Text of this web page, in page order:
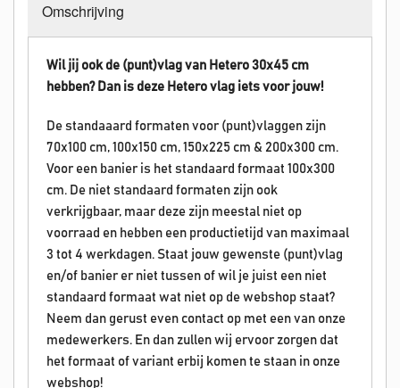
Omschrijving
Wil jij ook de (punt)vlag van Hetero 30x45 cm
hebben? Dan is deze Hetero vlag iets voor jouw!
De standaaard formaten voor (punt)vlaggen zijn
70x100 cm, 100x150 cm, 150x225 cm & 200x300 cm.
Voor een banier is het standaard formaat 100x300
cm. De niet standaard formaten zijn ook
verkrijgbaar, maar deze zijn meestal niet op
voorraad en hebben een productietijd van maximaal
3 tot 4 werkdagen. Staat jouw gewenste (punt)vlag
en/of banier er niet tussen of wil je juist een niet
standaard formaat wat niet op de webshop staat?
Neem dan gerust even contact op met een van onze
medewerkers. En dan zullen wij ervoor zorgen dat
het formaat of variant erbij komen te staan in onze
webshop!